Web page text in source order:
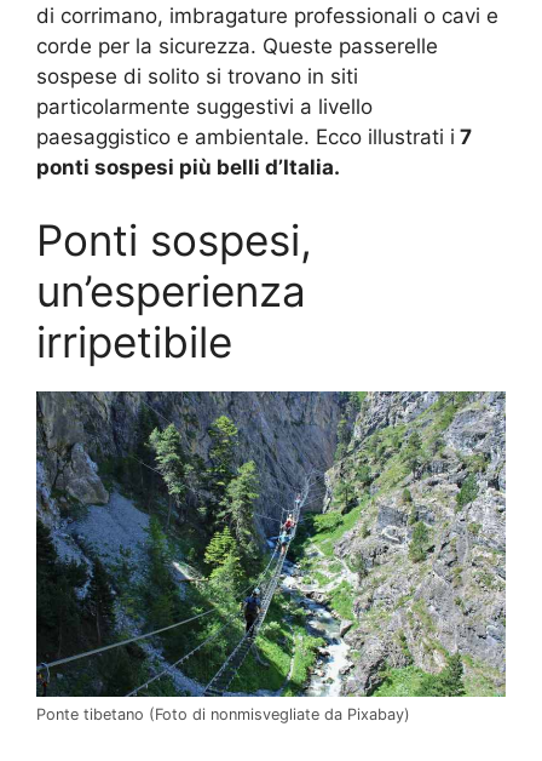
di corrimano, imbragature professionali o cavi e
corde per la sicurezza. Queste passerelle
sospese di solito si trovano in siti
particolarmente suggestivi a livello
paesaggistico e ambientale. Ecco illustrati i 7
ponti sospesi più belli d’Italia.
Ponti sospesi,
un’esperienza
irripetibile
Ponte tibetano (Foto di nonmisvegliate da Pixabay)